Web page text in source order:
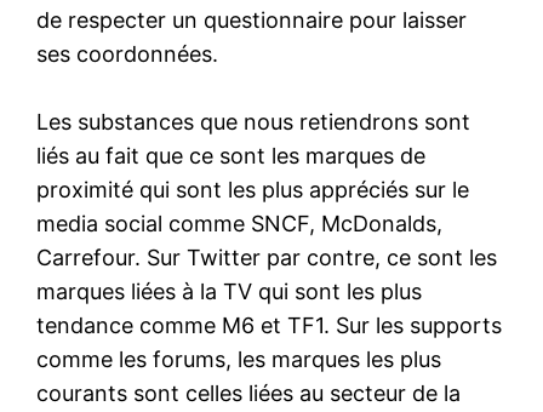
de respecter un questionnaire pour laisser
ses coordonnées.
Les substances que nous retiendrons sont
liés au fait que ce sont les marques de
proximité qui sont les plus appréciés sur le
media social comme SNCF, McDonalds,
Carrefour. Sur Twitter par contre, ce sont les
marques liées à la TV qui sont les plus
tendance comme M6 et TF1. Sur les supports
comme les forums, les marques les plus
courants sont celles liées au secteur de la